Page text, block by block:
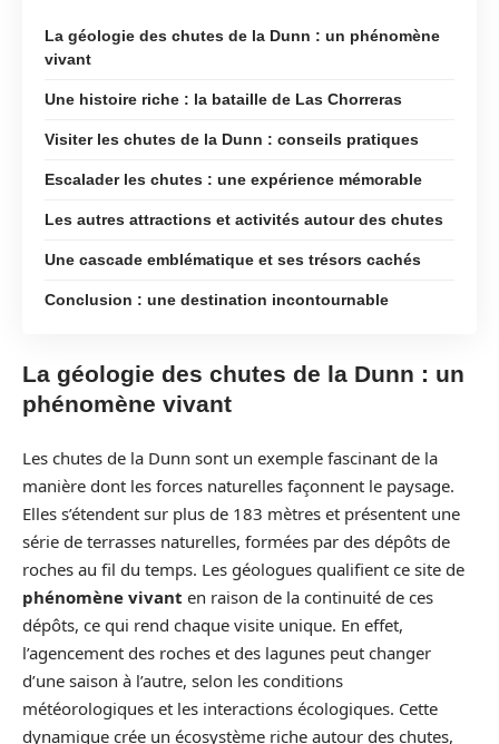
La géologie des chutes de la Dunn : un phénomène
vivant
Une histoire riche : la bataille de Las Chorreras
Visiter les chutes de la Dunn : conseils pratiques
Escalader les chutes : une expérience mémorable
Les autres attractions et activités autour des chutes
Une cascade emblématique et ses trésors cachés
Conclusion : une destination incontournable
La géologie des chutes de la Dunn : un
phénomène vivant
Les chutes de la Dunn sont un exemple fascinant de la
manière dont les forces naturelles façonnent le paysage.
Elles s’étendent sur plus de 183 mètres et présentent une
série de terrasses naturelles, formées par des dépôts de
roches au fil du temps. Les géologues qualifient ce site de
phénomène vivant en raison de la continuité de ces
dépôts, ce qui rend chaque visite unique. En effet,
l’agencement des roches et des lagunes peut changer
d’une saison à l’autre, selon les conditions
météorologiques et les interactions écologiques. Cette
dynamique crée un écosystème riche autour des chutes,